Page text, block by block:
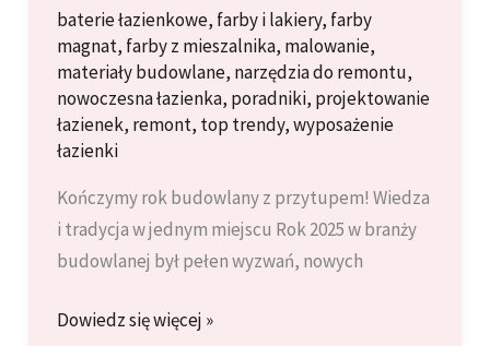
baterie łazienkowe, farby i lakiery, farby
magnat, farby z mieszalnika, malowanie,
materiały budowlane, narzędzia do remontu,
nowoczesna łazienka, poradniki, projektowanie
łazienek, remont, top trendy,wyposażenie
łazienki
Kończymy rok budowlany z przytupem! Wiedza
i tradycja w jednym miejscu Rok 2025 w branży
budowlanej był pełen wyzwań, nowych
Szkolenie
Dowiedz się więcej »